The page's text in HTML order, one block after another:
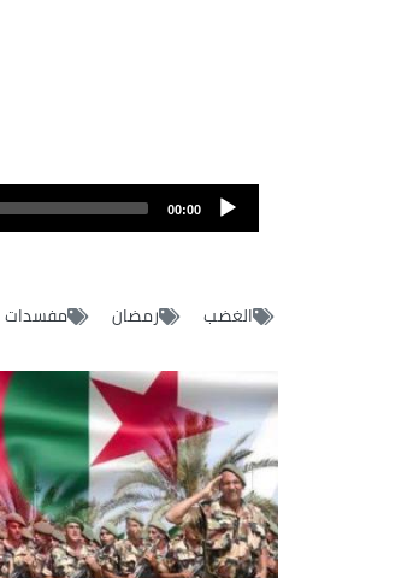
Fichier
audio
00:00
الغضب رمضان مفسدات